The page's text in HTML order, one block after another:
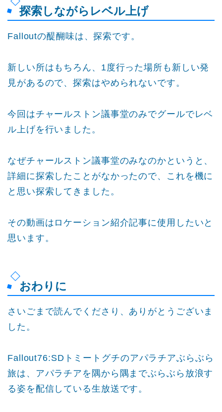
探索しながらレベル上げ
Falloutの醍醐味は、探索です。
新しい所はもちろん、1度行った場所も新しい発
見があるので、探索はやめられないです。
今回はチャールストン議事堂のみでグールでレベ
ル上げを行いました。
なぜチャールストン議事堂のみなのかというと、
詳細に探索したことがなかったので、これを機に
と思い探索してきました。
その動画はロケーション紹介記事に使用したいと
思います。
おわりに
さいごまで読んでくださり、ありがとうございま
した。
Fallout76:SDトミートグチのアパラチアぶらぶら
旅は、アパラチアを隅から隅までぶらぶら放浪す
る姿を配信している生放送です。